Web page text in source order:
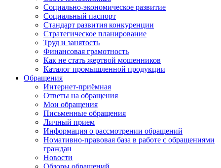
Социально-экономическое развитие
Социальный паспорт
Стандарт развития конкуренции
Стратегическое планирование
Труд и занятость
Финансовая грамотность
Как не стать жертвой мошенников
Каталог промышленной продукции
Обращения
Интернет-приёмная
Ответы на обращения
Мои обращения
Письменные обращения
Личный прием
Информация о рассмотрении обращений
Номативно-правовая база в работе с обращениями
граждан
Новости
Обзоры обращений